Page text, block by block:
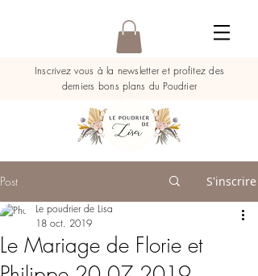
Inscrivez vous à la newsletter et profitez des
derniers bons plans du Poudrier
Post S'inscrire
Le Mariage de Florie et
Le poudrier de Lisa
18 oct. 2019